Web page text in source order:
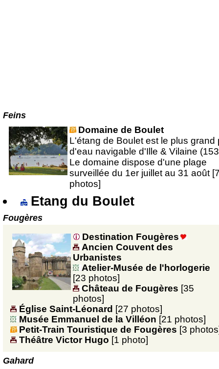
Feins
Domaine de Boulet
L'étang de Boulet est le plus grand
d'eau navigable d'Ille & Vilaine
Le domaine dispose d'une plage
surveillée du 1er juillet au 31 août
photos]
Etang du Boulet
Fougères
Destination Fougères
Ancien Couvent des
Urbanistes
Atelier-Musée de l'horlogerie
[23 photos]
Château de Fougères [35
photos]
Église Saint-Léonard [27 photos]
Musée Emmanuel de la Villéon [21 photos]
Petit-Train Touristique de Fougères [3
Théâtre Victor Hugo [1 photo]
Gahard